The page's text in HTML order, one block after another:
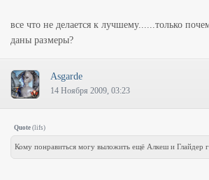
все что не делается к лучшему......только
даны размеры?
Asgarde
14 Ноября 2009, 03:23
Quote (lifs)
Кому понравиться могу выложить ещё Алкеш и Глайдер